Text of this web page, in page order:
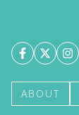
ABOUT